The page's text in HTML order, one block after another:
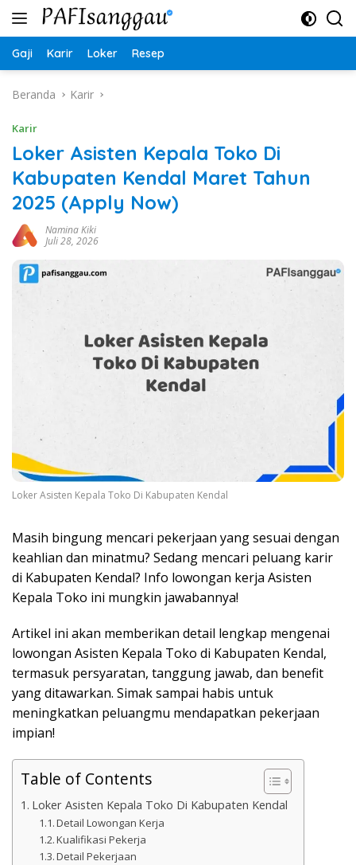
Langsung
Gaji Karir Loker Resep
Beranda Karir
Karir
Loker Asisten Kepala Toko Di
Kabupaten Kendal Maret Tahun
2025 (Apply Now)
Namina Kiki
Juli 28, 2026
Loker Asisten Kepala Toko Di Kabupaten Kendal
Masih bingung mencari pekerjaan yang sesuai dengan
keahlian dan minatmu? Sedang mencari peluang karir
di Kabupaten Kendal? Info lowongan kerja Asisten
Kepala Toko ini mungkin jawabannya!
Artikel ini akan memberikan detail lengkap mengenai
lowongan Asisten Kepala Toko di Kabupaten Kendal,
termasuk persyaratan, tanggung jawab, dan benefit
yang ditawarkan. Simak sampai habis untuk
meningkatkan peluangmu mendapatkan pekerjaan
impian!
Table of Contents
Loker Asisten Kepala Toko Di Kabupaten Kendal
Detail Lowongan Kerja
Kualifikasi Pekerja
Detail Pekerjaan